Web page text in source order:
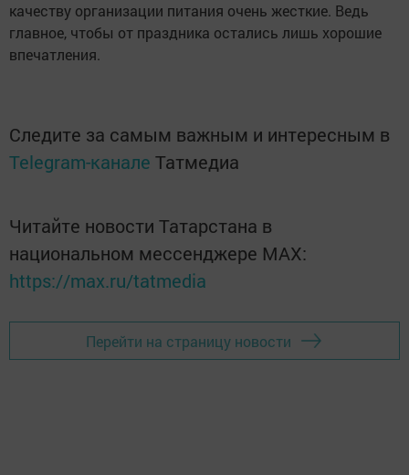
качеству организации питания очень жесткие. Ведь
главное, чтобы от праздника остались лишь хорошие
впечатления.
Следите за самым важным и интересным в
Telegram-канале Татмедиа
Читайте новости Татарстана в
национальном мессенджере MАХ:
https://max.ru/tatmedia
Перейти на страницу новости